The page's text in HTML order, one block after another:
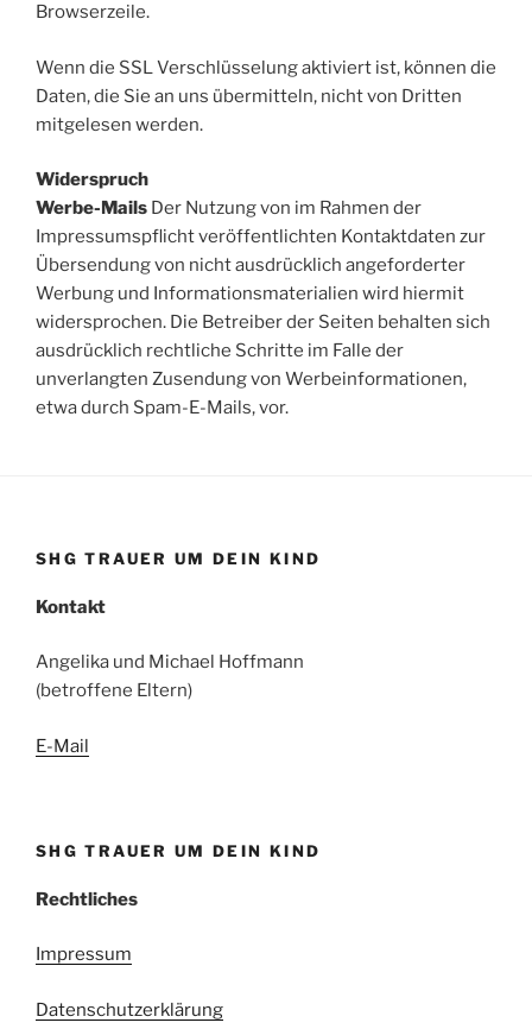
Browserzeile.
Wenn die SSL Verschlüsselung aktiviert ist, können die
Daten, die Sie an uns übermitteln, nicht von Dritten
mitgelesen werden.
Widerspruch
Werbe-Mails Der Nutzung von im Rahmen der
Impressumspflicht veröffentlichten Kontaktdaten zur
Übersendung von nicht ausdrücklich angeforderter
Werbung und Informationsmaterialien wird hiermit
widersprochen. Die Betreiber der Seiten behalten sich
ausdrücklich rechtliche Schritte im Falle der
unverlangten Zusendung von Werbeinformationen,
etwa durch Spam-E-Mails, vor.
SHG TRAUER UM DEIN KIND
Kontakt
Angelika und Michael Hoffmann
(betroffene Eltern)
E-Mail
SHG TRAUER UM DEIN KIND
Rechtliches
Impressum
Datenschutzerklärung